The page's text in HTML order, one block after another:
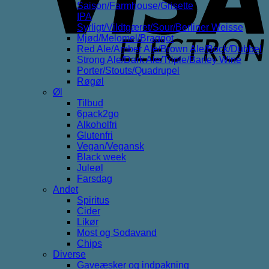
Saison/Farmhouse/Grisette
IPA
Syrligt/Vildtgæret/Sour/Berliner Weisse
Mjød/Melomel/Braggot
Red Ale/Amber Ale/Brown Ale/Bock/Dubbel
Strong Ale/Dark Ale/Triple/Barley Wine
Porter/Stouts/Quadrupel
Røgøl
Øl
Tilbud
6pack2go
Alkoholfri
Glutenfri
Vegan/Vegansk
Black week
Juleøl
Farsdag
Andet
Spiritus
Cider
Likør
Most og Sodavand
Chips
Diverse
Gaveæsker og indpakning